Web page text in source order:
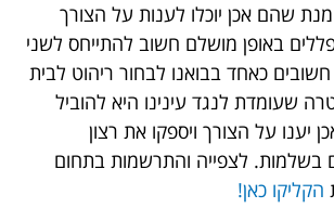
שהם אכן יוכלו לענות על הצורך
באופן מושלם חשוב להתייחס לשני
כאחד בבואנו לבחור ריהוט לבית
שעומדת לנגד עינינו היא להוביל
יענו על הצורך ויספקו את רצון
לצפייה והתרשמות בתחום
הקליקו כאן!